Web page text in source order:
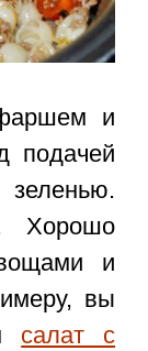
и
подачей
Хорошо
и
вы
салат с